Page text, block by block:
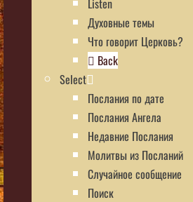
Духовные темы
Что говорит Церковь?
Back
Select
Послания по дате
Послания Ангела
Недавние Послания
Молитвы из Посланий
Случайное сообщение
Поиск